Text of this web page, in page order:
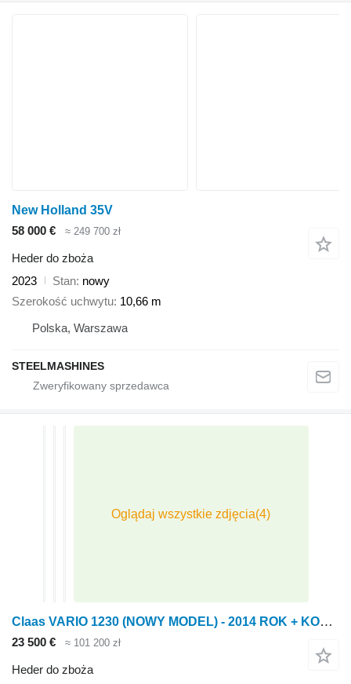
New Holland 35V
58 000 €
≈ 249 700 zł
Heder do zboża
2023
Stan nowy
Szerokość uchwytu 10,66 m
Polska, Warszawa
STEELMASHINES
Claas VARIO 1230 (NOWY MODEL) - 2014 ROK + KOSY BOCZNE + WÓZEK
23 500 € ≈ 101 200 zł
Heder do zboża